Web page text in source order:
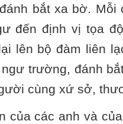
bắt xa bờ. Mỗi
đến định vị tọa
lên bộ đàm liên
trường, đánh
cùng xứ sở,
của các anh và